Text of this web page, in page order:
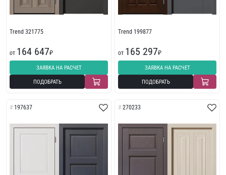
Trend 321775
от 164 647₽
ЗАЯВКА НА РАСЧЕТ
ПОДОБРАТЬ
Trend 199877
от 165 297₽
ЗАЯВКА НА РАСЧЕТ
ПОДОБРАТЬ
197637 270233